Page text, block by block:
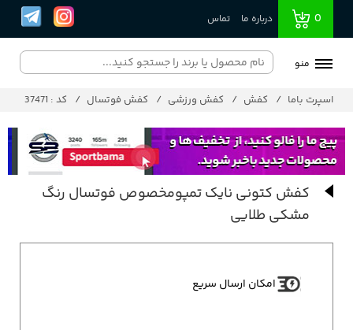
0 درباره ما تماس
منو
اسپرت باما کفش کفش ورزشی کفش فوتسال کد : 37471
کفش کتونی نایک تمپومخصوص فوتسال رنگ
مشکی طلایی
امکان ارسال سریع